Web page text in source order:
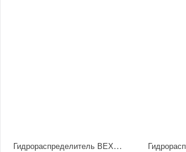
Гидрораспределитель ВЕХ16.574 Г24 НМ УХЛ4